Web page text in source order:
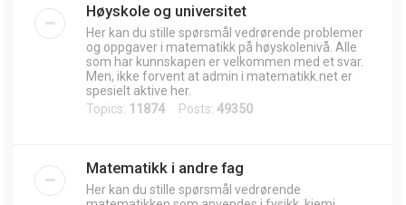
Høyskole og universitet
Her kan du stille spørsmål vedrørende problemer
og oppgaver i matematikk på høyskolenivå. Alle
som har kunnskapen er velkommen med et svar.
Men, ikke forvent at admin i matematikk.net er
spesielt aktive her.
Topics: 11874 Posts: 49350
Matematikk i andre fag
Her kan du stille spørsmål vedrørende